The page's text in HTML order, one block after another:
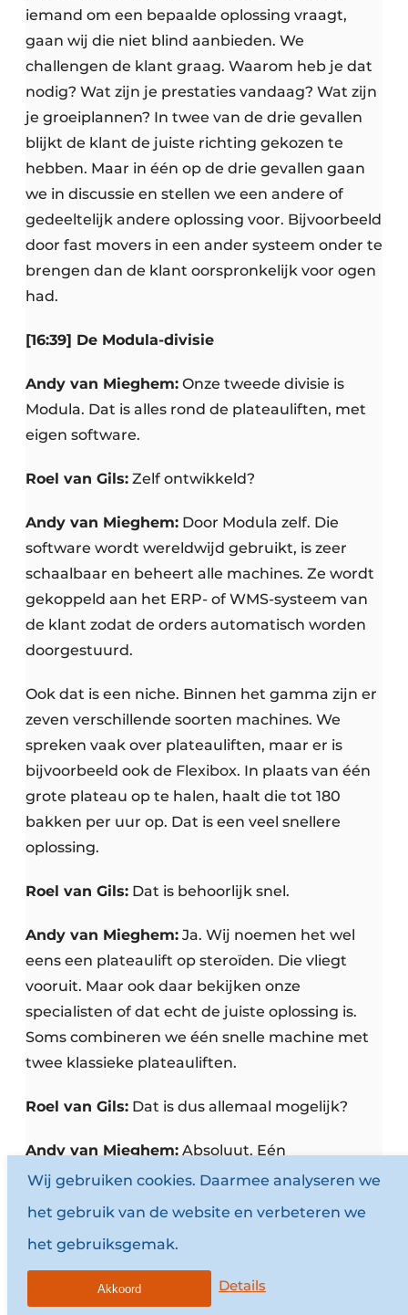
iemand om een bepaalde oplossing vraagt,
gaan wij die niet blind aanbieden. We
challengen de klant graag. Waarom heb je dat
nodig? Wat zijn je prestaties vandaag? Wat zijn
je groeiplannen? In twee van de drie gevallen
blijkt de klant de juiste richting gekozen te
hebben. Maar in één op de drie gevallen gaan
we in discussie en stellen we een andere of
gedeeltelijk andere oplossing voor. Bijvoorbeeld
door fast movers in een ander systeem onder te
brengen dan de klant oorspronkelijk voor ogen
had.
[16:39] De Modula-divisie
Andy van Mieghem: Onze tweede divisie is
Modula. Dat is alles rond de plateauliften, met
eigen software.
Roel van Gils: Zelf ontwikkeld?
Andy van Mieghem: Door Modula zelf. Die
software wordt wereldwijd gebruikt, is zeer
schaalbaar en beheert alle machines. Ze wordt
gekoppeld aan het ERP- of WMS-systeem van
de klant zodat de orders automatisch worden
doorgestuurd.
Ook dat is een niche. Binnen het gamma zijn er
zeven verschillende soorten machines. We
spreken vaak over plateauliften, maar er is
bijvoorbeeld ook de Flexibox. In plaats van één
grote plateau op te halen, haalt die tot 180
bakken per uur op. Dat is een veel snellere
oplossing.
Roel van Gils: Dat is behoorlijk snel.
Andy van Mieghem: Ja. Wij noemen het wel
eens een plateaulift op steroïden. Die vliegt
vooruit. Maar ook daar bekijken onze
specialisten of dat echt de juiste oplossing is.
Soms combineren we één snelle machine met
twee klassieke plateauliften.
Roel van Gils: Dat is dus allemaal mogelijk?
Andy van Mieghem: Absoluut. Eén
softwareplatform stuurt al die verschillende
erboven. Wanneer iemand één gereedschap
nodig heeft, wordt alleen het compartiment
waarin dat gereedschap ligt vrijgegeven. De
Wij gebruiken cookies. Daarmee analyseren we
het gebruik van de website en verbeteren we
het gebruiksgemak.
Details
Akkoord